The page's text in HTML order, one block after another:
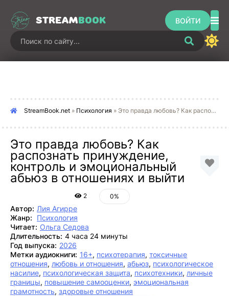
STREAMBOOK ВОЙТИ
StreamBook.net » Психология » Это правда любовь? Как распознать принуждение, контроль и эмоциональный абьюз в отношениях и выйти
Это правда любовь? Как
распознать принуждение,
контроль и эмоциональный
абьюз в отношениях и выйти
2 0%
Автор: Лия Агирре
Жанр:
Психология
Читает: Ольга Седова
Длительность: 4 часа 24 минуты
Год выпуска: 2026
Метки аудиокниги: 16+, психотерапия, токсичные
отношения, любовь и отношения, абьюз, психологическое
насилие, психологическая защита, психотехники, личные
границы, повышение самооценки, эмоциональная
грамотность, здоровые отношения